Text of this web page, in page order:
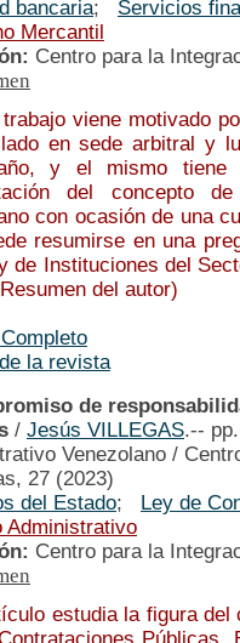
bancaria; Servicios
Mercantil
Centro para la
viene motivado
en sede arbitral y
y el mismo tiene
del concepto
con ocasión de una
resumirse en una
de Instituciones del
del autor)
la revista
de
/ Jesús VILLEGAS.--
Venezolano /
27 (2023)
del Estado; Ley de
Administrativo
Centro para la
estudia la figura del